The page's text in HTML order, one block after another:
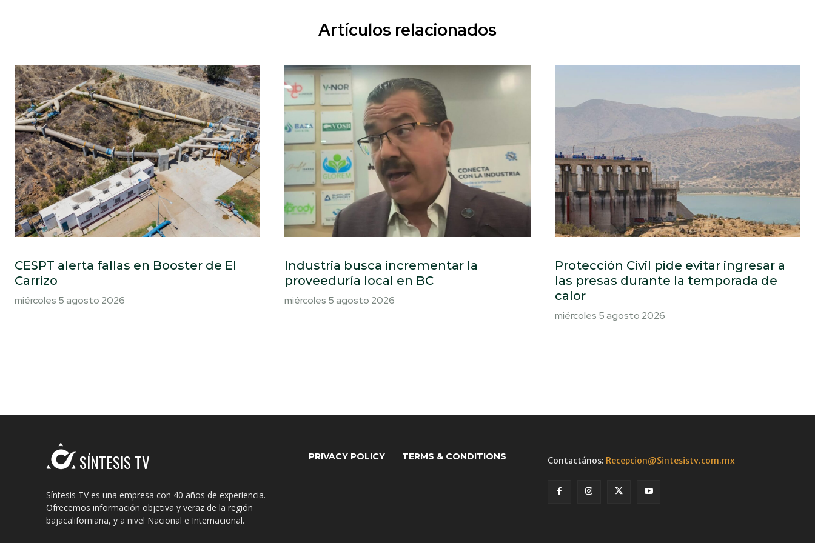
Artículos relacionados
CESPT alerta fallas en Booster de El
Carrizo
miércoles 5 agosto 2026
Industria busca incrementar la
proveeduría local en BC
miércoles 5 agosto 2026
Protección Civil pide evitar ingresar a
las presas durante la temporada de
calor
miércoles 5 agosto 2026
SÍNTESIS TV
Síntesis TV es una empresa con 40 años de experiencia.
Ofrecemos información objetiva y veraz de la región
bajacaliforniana, y a nivel Nacional e Internacional.
PRIVACY POLICY TERMS & CONDITIONS Contactános: Recepcion@Sintesistv.com.mx